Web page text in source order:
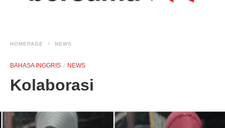
HOMEPAGE NEWS
BAHASA INGGRIS NEWS
Kolaborasi